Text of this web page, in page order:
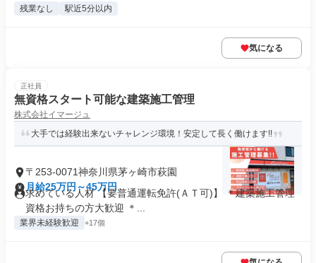
残業なし 駅近5分以内
気になる
正社員
無資格スタート可能な建築施工管理
株式会社イマージュ
大手では経験出来ないチャレンジ環境！安定して長く働けます!!
〒253-0071神奈川県茅ヶ崎市萩園
月給25万円～45万円
求めている人材 【要普通運転免許(ＡＴ可)】 ＊建築施工管理
資格お持ちの方大歓迎 ＊...
業界未経験歓迎 +17個